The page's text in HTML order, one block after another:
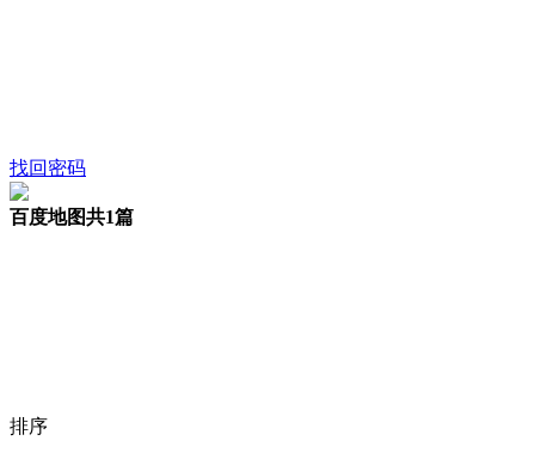
找回密码
百度地图共1篇
排序